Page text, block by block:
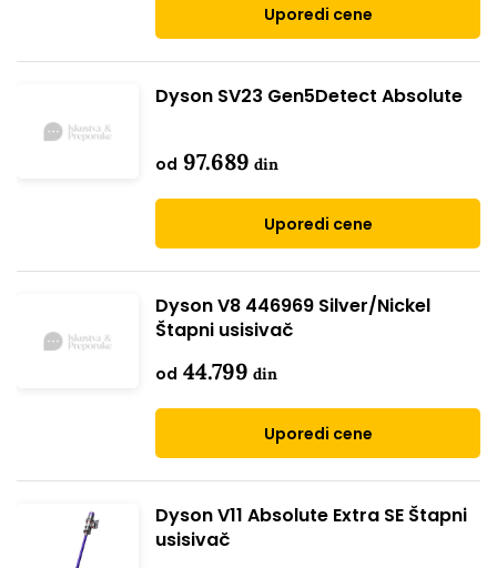
Uporedi cene
Dyson SV23 Gen5Detect Absolute
od 97.689 din
Uporedi cene
Dyson V8 446969 Silver/Nickel
Štapni usisivač
od 44.799 din
Uporedi cene
Dyson V11 Absolute Extra SE Štapni
usisivač